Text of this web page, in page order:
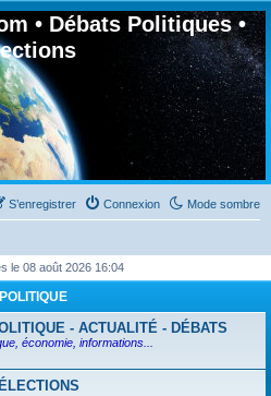
• Débats Politiques •
Mode sombre
Connexion
S’enregistrer
le 08 août 2026 16:04
- ACTUALITÉ - DÉBATS
économie, informations...